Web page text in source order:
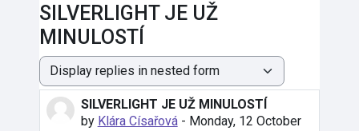
SILVERLIGHT JE UŽ
MINULOSTÍ
Display mode
SILVERLIGHT JE UŽ MINULOSTÍ
by Klára Císařová- Monday, 12 October
Number of replies: 0